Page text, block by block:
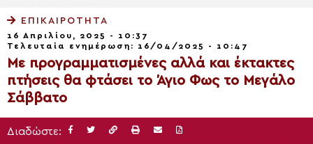
ΕΠΙΚΑΙΡΌΤΗΤΑ
16 Απριλίου, 2025 - 10:37
Τελευταία ενημέρωση: 16/04/2025 - 10:47
Με προγραμματισμένες αλλά και έκτακτες
πτήσεις θα φτάσει το Άγιο Φως το Μεγάλο
Σάββατο
Διαδώστε: